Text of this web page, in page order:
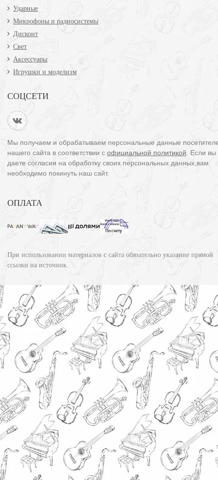
Ударные
Микрофоны и радиосистемы
Дисконт
Свет
Аксессуары
Игрушки и моделизм
СОЦСЕТИ
Мы получаем и обрабатываем персональные данные
нашего сайта в соответствии с официальной политикой . Если
даете согласия на обработку своих персональных данных,вам
необходимо покинуть наш сайт.
ОПЛАТА
При использовании материалов с сайта обязательно указание прямой
ссылки на источник.